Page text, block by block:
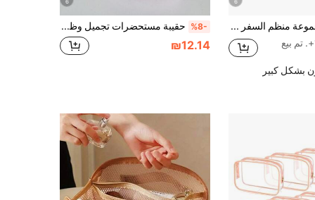
3 قطع مجموعة منظم السفر بطبعة الكرز - حقيبة مستحضرات تجميل سعة كبيرة، حقيبة مكياج وأدوات التجميل محمولة مع سحاب، خفيفة الوزن، مناسبة للتخييم والرحلات نهاية الأسبوع، حقيبة مستحضرات تجميل للتخييم، حقيبة تخزين عصرية فاخرة، حقيبة العناية بالبشرة محمولة سعة كبيرة
بشكل كبير
%8- حقيبة مستحضرات تجميل وظيفية متعددة بطبعة زهرية وردية، حقيبة هالوين للحلوى أو الخدعة، حقيبة ماكياج كبيرة السعة بسحاب، منظم قرطاسية للسفر، ضروري للعطلات
₪12.14